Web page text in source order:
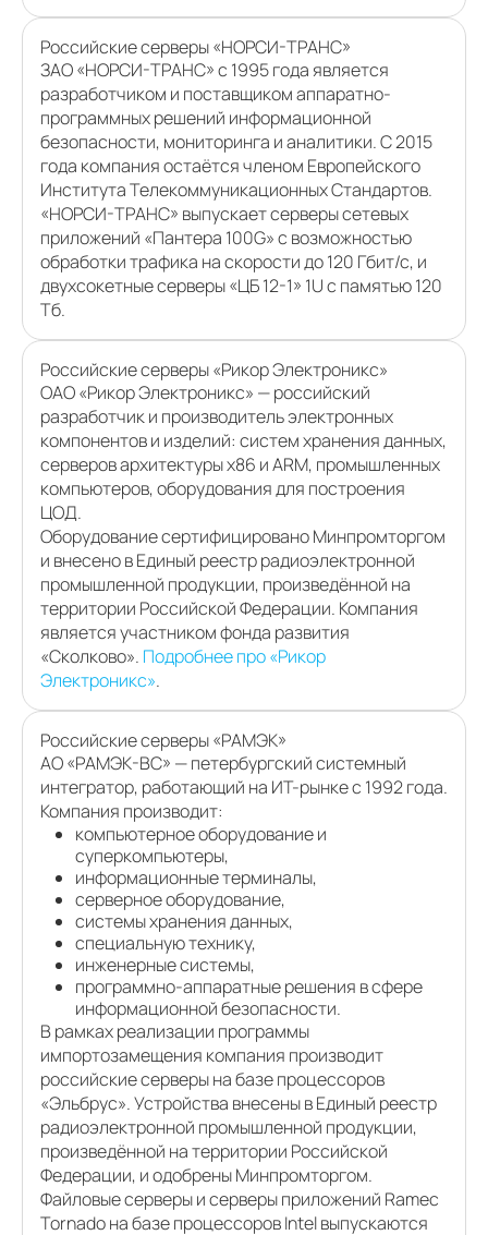
Российские серверы «НОРСИ-ТРАНС»
ЗАО «НОРСИ-ТРАНС» с 1995 года является
разработчиком и поставщиком аппаратно-
программных решений информационной
безопасности, мониторинга и аналитики. С 2015
года компания остаётся членом Европейского
Института Телекоммуникационных Стандартов.
«НОРСИ-ТРАНС» выпускает серверы сетевых
приложений «Пантера 100G» с возможностью
обработки трафика на скорости до 120 Гбит/с, и
двухсокетные серверы «ЦБ 12-1» 1U с памятью 120
Тб.
Российские серверы «Рикор Электроникс»
ОАО «Рикор Электроникс» — российский
разработчик и производитель электронных
компонентов и изделий: систем хранения данных,
серверов архитектуры x86 и ARM, промышленных
компьютеров, оборудования для построения
ЦОД.
Оборудование сертифицировано Минпромторгом
и внесено в Единый реестр радиоэлектронной
промышленной продукции, произведённой на
территории Российской Федерации. Компания
является участником фонда развития
«Сколково». Подробнее про «Рикор
Электроникс».
Российские серверы «РАМЭК»
АО «РАМЭК-ВС» — петербургский системный
интегратор, работающий на ИТ-рынке с 1992 года.
Компания производит:
компьютерное оборудование и
суперкомпьютеры,
информационные терминалы,
серверное оборудование,
системы хранения данных,
специальную технику,
инженерные системы,
программно-аппаратные решения в сфере
информационной безопасности.
В рамках реализации программы
импортозамещения компания производит
российские серверы на базе процессоров
«Эльбрус». Устройства внесены в Единый реестр
радиоэлектронной промышленной продукции,
произведённой на территории Российской
Федерации, и одобрены Минпромторгом.
Файловые серверы и серверы приложений Ramec
Tornado на базе процессоров Intel выпускаются